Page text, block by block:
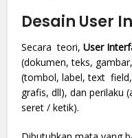
Desain User
Secara teori,User
(dokumen, teks,
(tombol, label, text
grafis, dll), dan perilaku
seret / ketik).